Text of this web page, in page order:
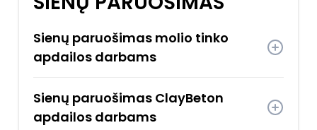
Sienų paruošimas molio tinko
apdailos darbams
Sienų paruošimas ClayBeton
apdailos darbams